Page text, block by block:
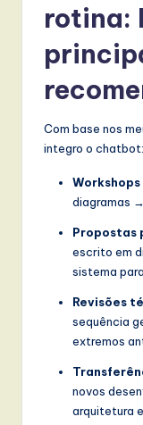
rotina:
Com base nos
integro o chatbot:
diagramas
Propostas
escrito em
sistema
Revisões
sequência
extremos
novos
arquitetura